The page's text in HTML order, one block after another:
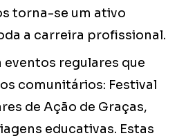
torna-se um ativo
a carreira profissional.
eventos regulares que
comunitários: Festival
de Ação de Graças,
educativas. Estas